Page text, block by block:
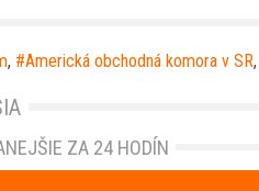
, Americká obchodná komora v SR,
ZA 24 HODÍN